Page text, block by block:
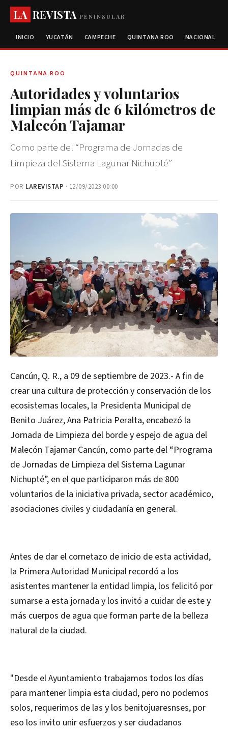
LA REVISTAPENINSULAR
INICIO YUCATÁN CAMPECHE QUINTANA ROO NACIONAL
QUINTANA ROO
Autoridades y voluntarios
limpian más de 6 kilómetros de
Malecón Tajamar
Como parte del “Programa de Jornadas de
Limpieza del Sistema Lagunar Nichupté”
POR LAREVISTAP · 12/09/2023 00:00
Cancún, Q. R., a 09 de septiembre de 2023.- A fin de
crear una cultura de protección y conservación de los
ecosistemas locales, la Presidenta Municipal de
Benito Juárez, Ana Patricia Peralta, encabezó la
Jornada de Limpieza del borde y espejo de agua del
Malecón Tajamar Cancún, como parte del “Programa
de Jornadas de Limpieza del Sistema Lagunar
Nichupté”, en el que participaron más de 800
voluntarios de la iniciativa privada, sector académico,
asociaciones civiles y ciudadanía en general.
Antes de dar el cornetazo de inicio de esta actividad,
la Primera Autoridad Municipal recordó a los
asistentes mantener la entidad limpia, los felicitó por
sumarse a esta jornada y los invitó a cuidar de este y
más cuerpos de agua que forman parte de la belleza
natural de la ciudad.
"Desde el Ayuntamiento trabajamos todos los días
para mantener limpia esta ciudad, pero no podemos
solos, requerimos de las y los benitojuaresnses, por
eso los invito unir esfuerzos y ser ciudadanos